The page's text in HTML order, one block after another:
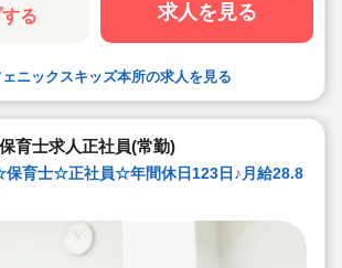
る 求人を見る
ニックスキッズ本所の求人を見る
育士求人正社員(常勤)
育士☆正社員☆年間休日123日♪月給28.8